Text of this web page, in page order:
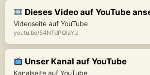
Dieses Video auf YouTube
Videoseite auf YouTube
youtu.be/54NTdPQlaYU
Unser Kanal auf YouTube
Kanalseite auf YouTube